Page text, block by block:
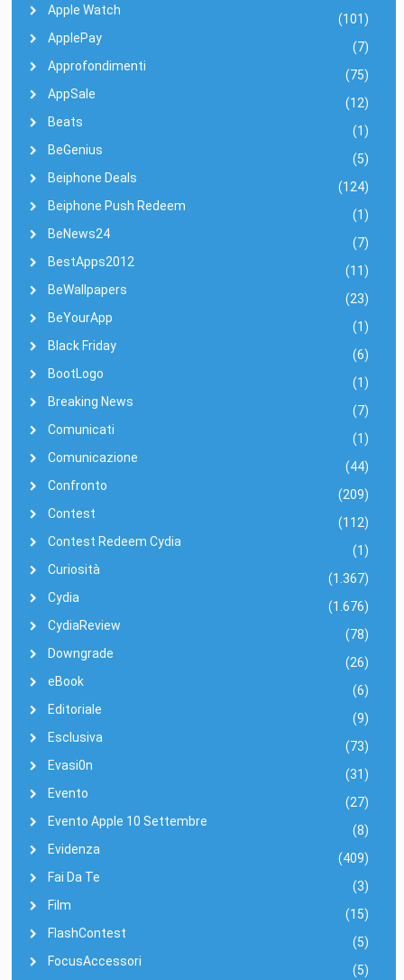
Apple Watch
(101)
ApplePay
(7)
Approfondimenti
(75)
AppSale
(12)
Beats
(1)
BeGenius
(5)
Beiphone Deals
(124)
Beiphone Push Redeem
(1)
BeNews24
(7)
BestApps2012
(11)
BeWallpapers
(23)
BeYourApp
(1)
Black Friday
(6)
BootLogo
(1)
Breaking News
(7)
Comunicati
(1)
Comunicazione
(44)
Confronto
(209)
Contest
(112)
Contest Redeem Cydia
(1)
Curiosità
(1.367)
Cydia
(1.676)
CydiaReview
(78)
Downgrade
(26)
eBook
(6)
Editoriale
(9)
Esclusiva
(73)
Evasi0n
(31)
Evento
(27)
Evento Apple 10 Settembre
(8)
Evidenza
(409)
Fai Da Te
(3)
Film
(15)
FlashContest
(5)
FocusAccessori
(5)